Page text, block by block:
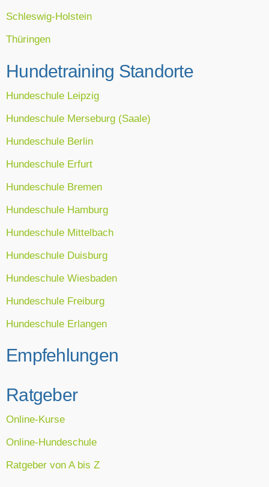
Schleswig-Holstein
Thüringen
Hundetraining Standorte
Hundeschule Leipzig
Hundeschule Merseburg (Saale)
Hundeschule Berlin
Hundeschule Erfurt
Hundeschule Bremen
Hundeschule Hamburg
Hundeschule Mittelbach
Hundeschule Duisburg
Hundeschule Wiesbaden
Hundeschule Freiburg
Hundeschule Erlangen
Empfehlungen
Ratgeber
Online-Kurse
Online-Hundeschule
Ratgeber von A bis Z